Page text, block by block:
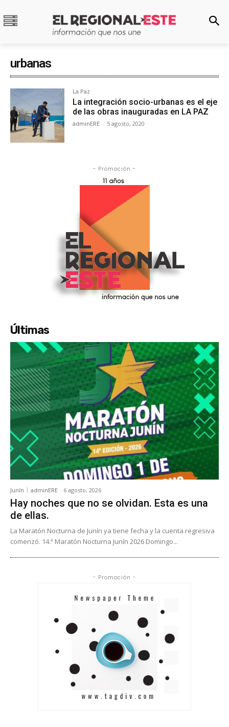
urbanas
La Paz
La integración socio-urbanas es el eje
de las obras inauguradas en LA PAZ
adminERE - 5 agosto, 2020
- Promoción -
Últimas
Junín adminERE - 6 agosto, 2026
Hay noches que no se olvidan. Esta es una
de ellas.
La Maratón Nocturna de Junín ya tiene fecha y la cuenta regresiva
comenzó. 14.ª Maratón Nocturna Junín 2026 Domingo...
- Promoción -